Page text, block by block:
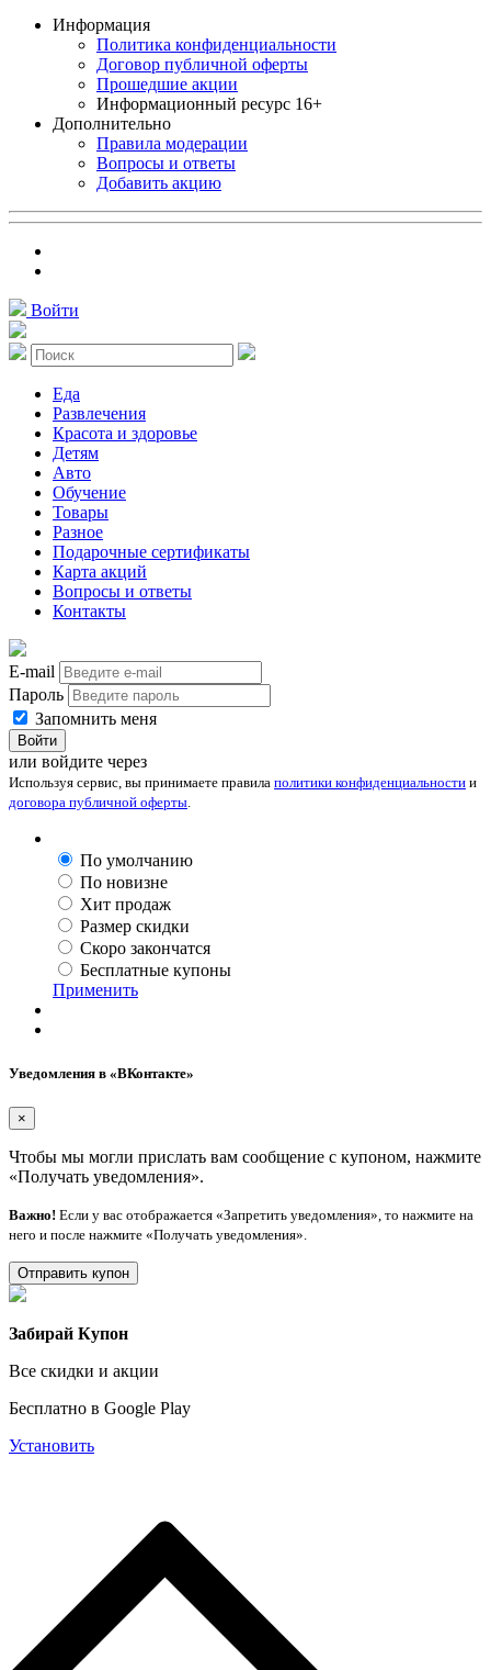
Информация
Политика конфиденциальности
Договор публичной оферты
Прошедшие акции
Информационный ресурс 16+
Дополнительно
Правила модерации
Вопросы и ответы
Добавить акцию
Войти
Еда
Развлечения
Красота и здоровье
Детям
Авто
Обучение
Товары
Разное
Подарочные сертификаты
Карта акций
Вопросы и ответы
Контакты
E-mail
Пароль
Запомнить меня
Войти
или войдите через
Используя сервис, вы принимаете правила политики конфиденциальности и
договора публичной оферты.
По умолчанию
По новизне
Хит продаж
Размер скидки
Скоро закончатся
Бесплатные купоны
Применить
Уведомления в «ВКонтакте»
×
Чтобы мы могли прислать вам сообщение с купоном, нажмите
«Получать уведомления».
Важно! Если у вас отображается «Запретить уведомления», то нажмите на
него и после нажмите «Получать уведомления».
Отправить купон
Забирай Купон
Все скидки и акции
Бесплатно в Google Play
Установить